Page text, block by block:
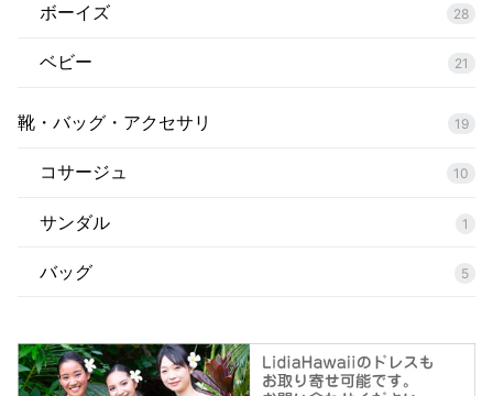
ボーイズ 28
ベビー 21
靴・バッグ・アクセサリ 19
コサージュ 10
サンダル 1
バッグ 5